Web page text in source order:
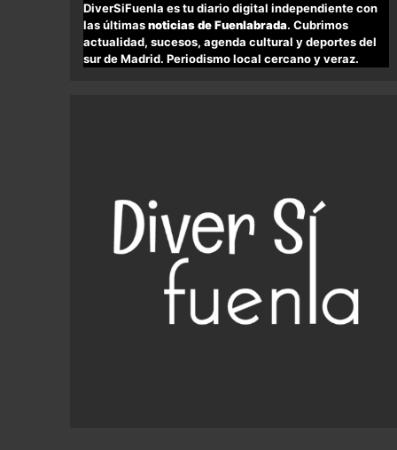
DiverSiFuenla es tu diario digital independiente con
las últimasnoticias de Fuenlabrada. Cubrimos
actualidad, sucesos, agenda cultural y deportes del
sur de Madrid. Periodismo local cercano y veraz.